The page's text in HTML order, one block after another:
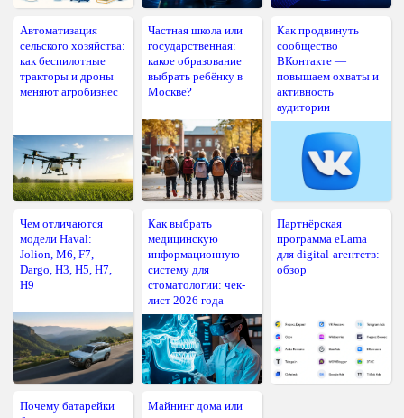
Автоматизация
сельского хозяйства:
как беспилотные
тракторы и дроны
меняют агробизнес
Частная школа или
государственная:
какое образование
выбрать ребёнку в
Москве?
Как продвинуть
сообщество
ВКонтакте —
повышаем охваты и
активность
аудитории
Чем отличаются
модели Haval:
Jolion, M6, F7,
Dargo, H3, H5, H7,
H9
Как выбрать
медицинскую
информационную
систему для
стоматологии: чек-
лист 2026 года
Партнёрская
программа eLama
для digital-агентств:
обзор
Почему батарейки
Майнинг дома или